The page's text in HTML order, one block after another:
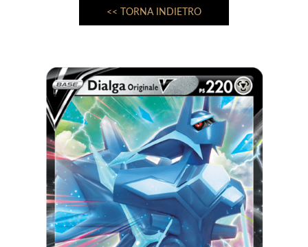
<< TORNA INDIETRO